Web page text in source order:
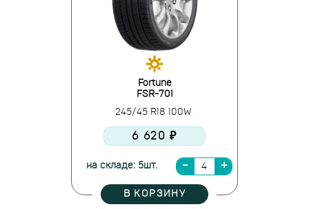
Fortune
FSR-701
245/45 R18 100W
6 620 ₽
на складе: 5шт.
В КОРЗИНУ